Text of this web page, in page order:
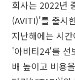
회사는 2022년
(AVITI)'를 출시
지난해에는 시
'아비티24'를 선
배 높이고 비용